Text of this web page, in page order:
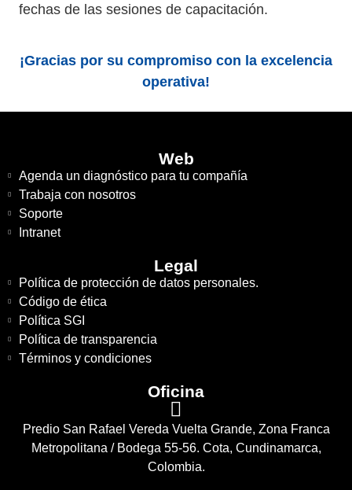
fechas de las sesiones de capacitación.
¡Gracias por su compromiso con la excelencia
operativa!
Web
Agenda un diagnóstico para tu compañía
Trabaja con nosotros
Soporte
Intranet
Legal
Política de protección de datos personales.
Código de ética
Política SGI
Política de transparencia
Términos y condiciones
Oficina
Predio San Rafael Vereda Vuelta Grande, Zona Franca
Metropolitana / Bodega 55-56. Cota, Cundinamarca,
Colombia.